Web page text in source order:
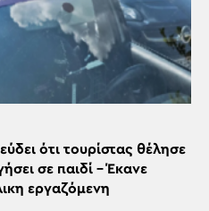
ότι τουρίστας θέλησε
σε παιδί – Έκανε
εργαζόμενη